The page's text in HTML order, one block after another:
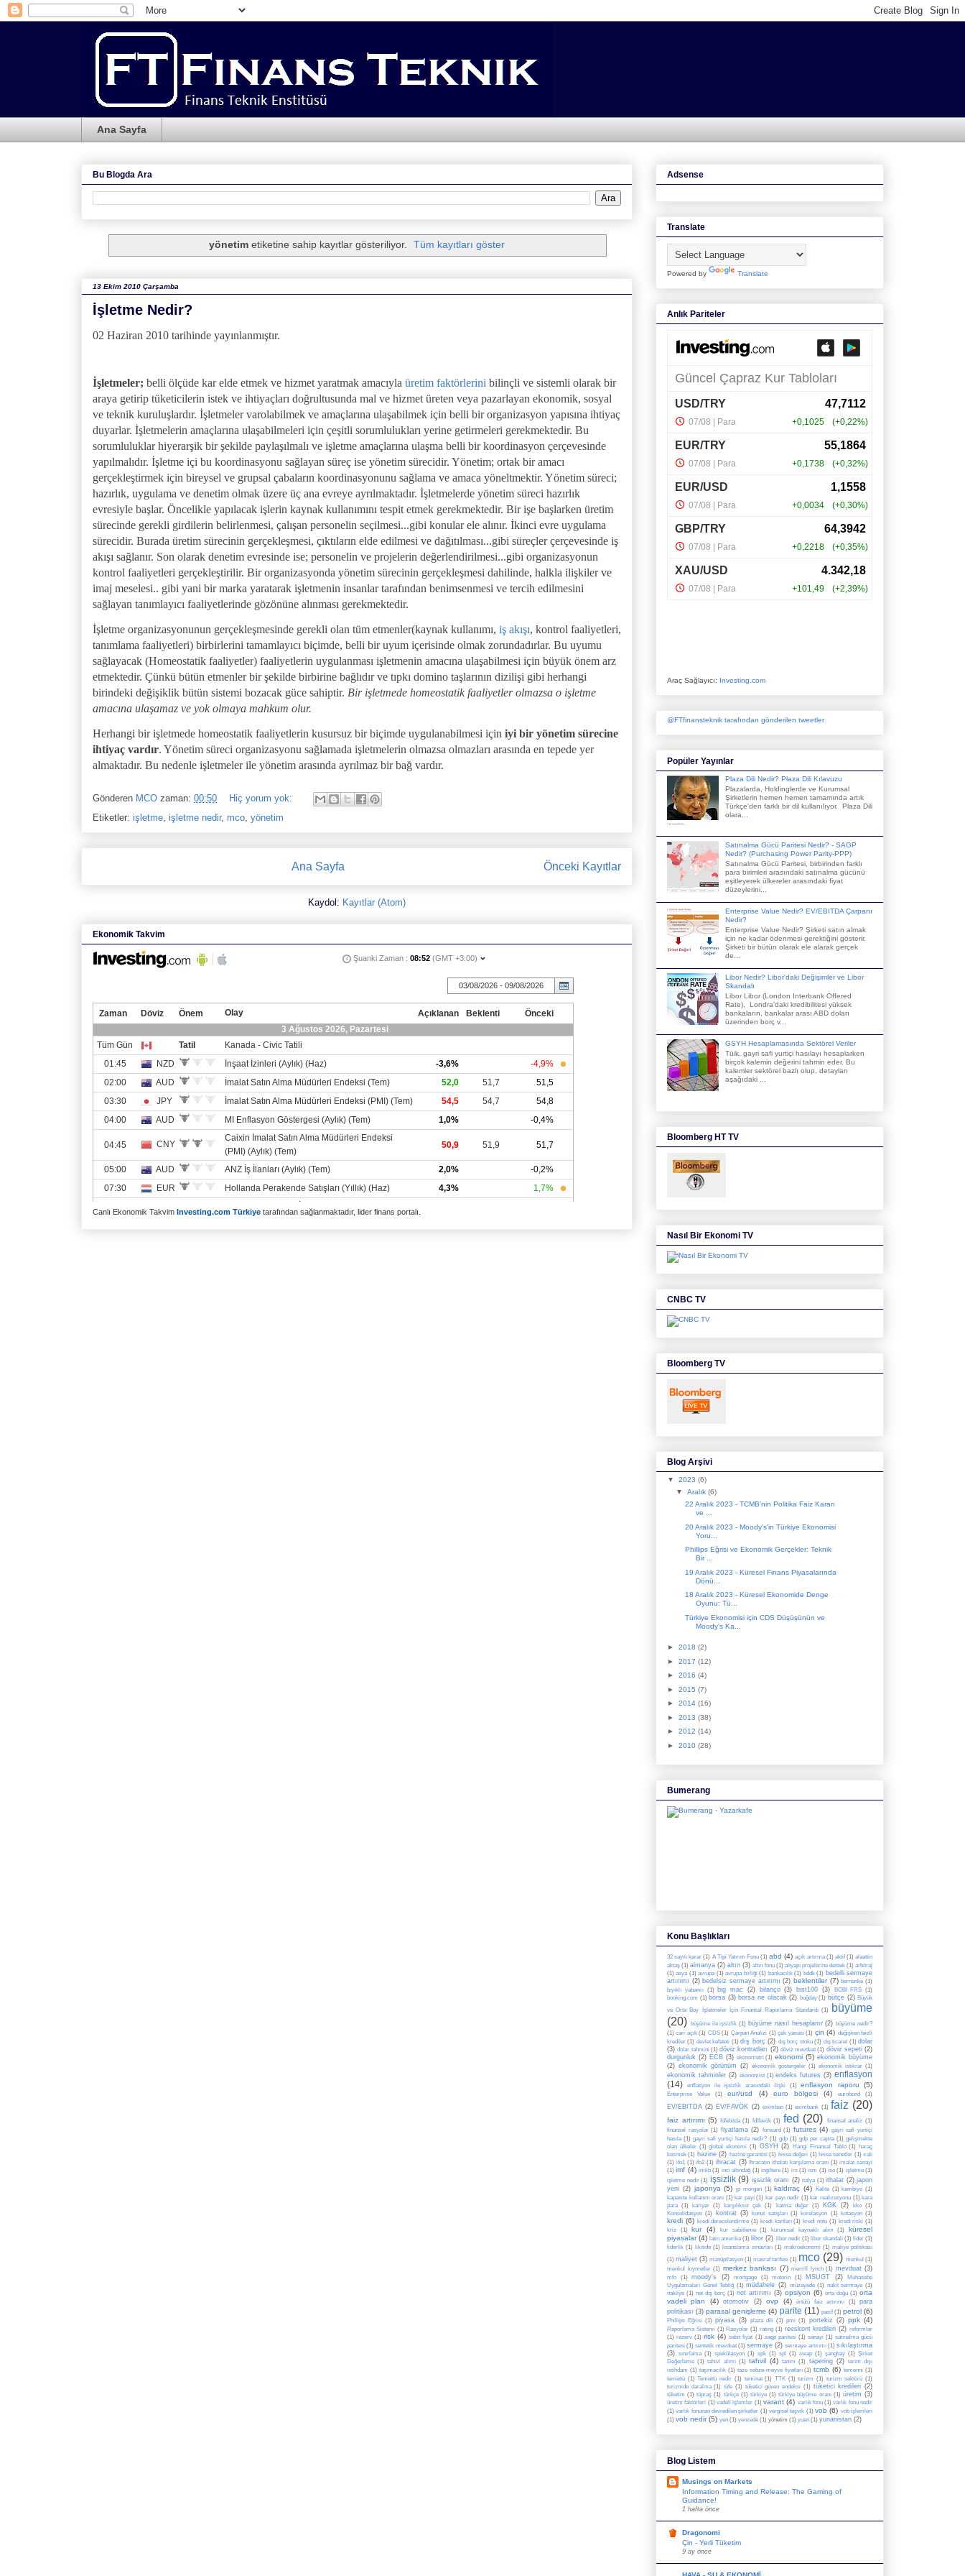
Ana Sayfa
Bu Blogda Ara
yönetimetiketine sahip kayıtlar gösteriliyor. Tüm kayıtları göster
13 Ekim 2010 Çarşamba
İşletme Nedir?
02 Haziran 2010 tarihinde yayınlanmıştır.
İşletmeler; belli ölçüde kar elde etmek ve hizmet yaratmak amacıyla üretim faktörlerini bilinçli ve sistemli olarak bir
araya getirip tüketicilerin istek ve ihtiyaçları doğrultusunda mal ve hizmet üreten veya pazarlayan ekonomik, sosyal
ve teknik kuruluşlardır. İşletmeler varolabilmek ve amaçlarına ulaşabilmek için belli bir organizasyon yapısına ihtiyaç
duyarlar. İşletmelerin amaçlarına ulaşabilmeleri için çeşitli sorumlulukları yerine getirmeleri gerekmektedir. Bu
sorumluluklar hiyerarşik bir şekilde paylaşılmalı ve işletme amaçlarına ulaşma belli bir koordinasyon çerçevesinde
yapılmalıdır. İşletme içi bu koordinasyonu sağlayan süreç ise yönetim sürecidir. Yönetim; ortak bir amacı
gerçekleştirmek için bireysel ve grupsal çabaların koordinasyonunu sağlama ve amaca yöneltmektir. Yönetim süreci;
hazırlık, uygulama ve denetim olmak üzere üç ana evreye ayrılmaktadır. İşletmelerde yönetim süreci hazırlık
evresiyle başlar. Öncelikle yapılacak işlerin kaynak kullanımını tespit etmek gerekmektedir. Bir işe başlarken üretim
sürecinde gerekli girdilerin belirlenmesi, çalışan personelin seçilmesi...gibi konular ele alınır. İkinci evre uygulama
sürecidir. Burada üretim sürecinin gerçekleşmesi, çıktıların elde edilmesi ve dağıtılması...gibi süreçler çerçevesinde iş
akışı sağlanır. Son olarak denetim evresinde ise; personelin ve projelerin değerlendirilmesi...gibi organizasyonun
kontrol faaliyetleri gerçekleştirilir. Bir organizasyonda yönetim sürecinin gerçekleşmesi dahilinde, halkla ilişkiler ve
imaj meselesi.. gibi yani bir marka yaratarak işletmenin insanlar tarafından benimsenmesi ve tercih edilmesini
sağlayan tanımlayıcı faaliyetlerinde gözönüne alınması gerekmektedir.
İşletme organizasyonunun gerçekleşmesinde gerekli olan tüm etmenler(kaynak kullanımı, iş akışı, kontrol faaliyetleri,
tanımlama faaliyetleri) birbirlerini tamamlayıcı biçimde, belli bir uyum içerisinde olmak zorundadırlar. Bu uyumu
sağlayacak (Homeostatik faaliyetler) faaliyetlerin uygulanması işletmenin amacına ulaşabilmesi için büyük önem arz
etmektedir. Çünkü bütün etmenler bir şekilde birbirine bağlıdır ve tıpkı domino taşlarının dizilişi gibi herhangi
birindeki değişiklik bütün sistemi bozacak güce sahiptir. Bir işletmede homeostatik faaliyetler olmazsa o işletme
amacına ulaşamaz ve yok olmaya mahkum olur.
Herhangi bir işletmede homeostatik faaliyetlerin kusursuz bir biçimde uygulanabilmesi için iyi bir yönetim sürecine
ihtiyaç vardır. Yönetim süreci organizasyonu sağlamada işletmelerin olmazsa olmazları arasında en tepede yer
almaktadır. Bu nedenle işletmeler ile yönetim arasında ayrılmaz bir bağ vardır.
Gönderen MCO zaman: 00:50
Hiç yorum yok:
Etiketler: işletme işletme nedir, mco yönetim
Önceki Kayıtlar
Ana Sayfa
Kaydol: Kayıtlar (Atom)
Ekonomik Takvim
Canlı Ekonomik Takvim Investing.com Türkiye tarafından sağlanmaktadır, lider finans portalı.
Adsense
Translate
Powered by Translate
Anlık Pariteler
Araç Sağlayıcı: Investing.com
@FTfinansteknik tarafından gönderilen tweetler
Popüler Yayınlar
Plaza Dili Nedir? Plaza Dili Kılavuzu
Plazalarda, Holdinglerde ve Kurumsal
Şirketlerin hemen hemen tamamında artık
Türkçe'den farklı bir dil kullanılıyor. Plaza Dili
olara...
Satınalma Gücü Paritesi Nedir? - SAGP
Nedir? (Purchasing Power Parity-PPP)
Satınalma Gücü Paritesi, birbirinden farklı
para birimleri arasındaki satınalma gücünü
eşitleyerek ülkereler arasındaki fiyat
düzeylerini...
Enterprise Value Nedir? EV/EBITDA Çarpanı
Nedir?
Enterprise Value Nedir? Şirketi satın almak
için ne kadar ödenmesi gerektiğini gösterir.
Şirketi bir bütün olarak ele alarak gerçek
de...
Libor Nedir? Libor'daki Değişimler ve Libor
Skandalı
Libor Libor (London Interbank Offered
Rate), Londra’daki kredibilitesi yüksek
bankaların, bankalar arası ABD doları
üzerinden borç v...
GSYH Hesaplamasında Sektörel Veriler
Tüik, gayri safi yurtiçi hasılayı hesaplarken
birçok kalemin değerini tahmin eder. Bu
kalemler sektörel bazlı olup, detayları
aşağıdaki ...
Bloomberg HT TV
Nasıl Bir Ekonomi TV
CNBC TV
Bloomberg TV
Blog Arşivi
▼ 2023 (6)
▼ Aralık (6)
22 Aralık 2023 - TCMB'nin Politika Faiz Kararı
ve ...
20 Aralık 2023 - Moody's'in Türkiye Ekonomisi
Yoru...
Phillips Eğrisi ve Ekonomik Gerçekler: Teknik
Bir ...
19 Aralık 2023 - Küresel Finans Piyasalarında
Dönü...
18 Aralık 2023 - Küresel Ekonomide Denge
Oyunu: Tü...
Türkiye Ekonomisi için CDS Düşüşünün ve
Moody's Ka...
► 2018 (2)
► 2017 (12)
► 2016 (4)
► 2015 (7)
► 2014 (16)
► 2013 (38)
► 2012 (14)
► 2010 (28)
Bumerang
Konu Başlıkları
32 sayılı karar (1) A Tipi Yatırım Fonu (1) abd (4) açık artırma (1) aktif (1) alaattin
aktaş (1) almanya (2) altın (3) altın fonu (1) altyapı projelerine destek (1) arbitraj
(1) asya (1) avrupa (1) avrupa birliği (1) bankacılık (1) bddk (1) bedelli sermaye
artırımı (2) bedelsiz sermaye artırımı (2) beklentiler (7) bernanke (1)
bıyıklı yabancı (1) big mac (2) bilanço (3) bist100 (3) BOBİ FRS (1)
booking.com (1) borsa (3) borsa ne olacak (2) buğday (1) bütçe (2) Büyük
ve Orta Boy İşletmeler İçin Finansal Raporlama Standardı (1)
büyüme
(20)
büyüme ile işsizlik (1) büyüme nasıl hesaplanır (2) büyüme nedir?
(1) cari açık (1) CDS (1) Çarpan Analizi (1) çek yasası (1) çin (4) değişken faizli
krediler (1) devlet kefateti (1) dış borç (2) dış borç stoku (1) dış ticaret (1) dolar
(3) dolar tahmini (1) döviz kontratları (2) döviz mevduat (1) döviz sepeti (2)
durgunluk (2) ECB (3) ekonometri (1) ekonomi (5) ekonomik büyüme
(2) ekonomik görünüm (2) ekonomik göstergeler (1) ekonomik istikrar (1)
ekonomik tahminler (2) ekonomist (1) endeks futures (3) enflasyon
(14)
enflasyon ile işsizlik arasındaki ilişki (1) enflasyon raporu (5)
Enterprise Value (1) eur/usd (4) euro bölgesi (4) eurobond (1)
EV/EBITDA (2) EV/FAVÖK (2) eximban (1) eximbank (1) faiz (20)
faiz artırımı (5) fd/ebitda (1) fd/favök (1) fed (20) finansal analiz (1)
finansal rasyolar (1) fiyatlama (2) forward (1) futures (4) gayri safi yurtiçi
hasıla (1) gayri safi yurtiçi hasıla nedir? (1) gdp (1) gdp per capita (1) gelişmekte
olan ülkeler (1) global ekonomi (1) GSYH (2) Hangi Finansal Tablo (1)
haraç
kesmek (1) hazine (2) hazine garantisi (1) hisse değeri (1) hisse senetler (1) ırak
(1) ifo1 (1) ifo2 (1) ihracat (3) İhracatın ithalatı karşılama oranı (1) imalat sanayi
(1) imf (4) imkb (1) inci altındağ (1) ingiltere (1) irs (1) ism (1) iso (1) işletme (1)
işletme nedir (1) işsizlik (9) işsizlik oranı (2) italya (1) ithalat (2) japon
yeni (2) japonya (5) jp morgan (1) kaldıraç (4) Kalite (1) kambiyo (1)
kapasite kullanım oranı (1) kar payı (1) kar payı nedir (1) kar realizasyonu (1) kara
para (1) kariyer (1) karşılıksız çek (1) katma değer (1) KGK (2) kko (1)
Konsolidasyon (1) kontrat (3) konut satışları (1) korelasyon (1) kotasyon (1)
kredi (6) kredi derecelendirme (1) kredi kartları (1) kredi notu (1) kredi riski (1)
kriz
(1) kur (4) kur sabitleme (1) kurumsal kaynaklı alım (1)
küresel
piyasalar (4) latin amerika (1) libor (2) libor nedir (1) libor skandalı (1) lider (1)
liderlik (1) likitide (1) lisanslama sınavları (1) makroekonomi (1) maliye politikası
(1) maliyet (3) manüpilasyon (1) masraf tarifesi (1) mco (29) menkul (1)
menkul kıymetler (1) merkez bankası (7) merrill lynch (1) mevduat (3)
mfo (1) moody's (2) mortgage (1) motorin (1) MSUGT (2)
Muhasebe
Uygulamaları Genel Tebliğ (1) müdahele (2) müzayede (1) nakit sermaye (1)
nakliye (1) net dış borç (1) not artırımı (3) opsiyon (6) orta doğu (1) orta
vadeli plan
(4) otomotiv (2) ovp (4) örtülü faiz artırımı (1)
para
politikası (3) parasal genişleme (4) parite (11) pasif (1) petrol (6)
Phillips Eğrisi (1) piyasa (3) plaza dili (1) pmi (1) portekiz (2) ppk (4)
Raporlama Sistemi (1) Rasyolar (1) rating (1) reeskont kredileri (2) reformlar
(1) rezerv (1) risk (4) sabit fiyat (1) sagp paritesi (1) sanayi (1) satınalma gücü
paritesi (1) sentetik mevduat (1) sermaye (2) sermaye artırımı (1) sıkılaştırma
(3) sınırlama (1) spekülasyon (1) spk (1) spl (1) swap (1) şanghay (1) Şirket
Değerleme (1) tahivl alımı (1) tahvil (4) tanım (1) tapering (2) tarım dışı
istihdam (1) taşımacılık (1) taze sebze-meyve fiyatları (1) tcmb (6) temenni (1)
temettü (1) Temettü nedir (1) teminat (1) TTK (1) turizm (1) turizm sektörü (1)
turizmde daralma (1) tüfe (1) tüketici güven endeksi (1) tüketici kredileri (2)
tüketim (1) tüpraş (1) türkçe (1) türkiye (1) türkiye büyüme oranı (1) üretim (3)
üretim faktörleri (1) vadeli işlemler (1) varant (4) varlık fonu (1) varlık fonu nedir
(1) varlık fonunan devredilen şirketler (1) vergisel teşvik (1) vob (6) vob işlemleri
(1) vob nedir (5) yen (1) yenzede (1) yönetim (1) yuan (1) yunanistan (2)
Blog Listem
Musings on Markets
Information Timing and Release: The Gaming of
Guidance!
1 hafta önce
Dragonomi
Çin - Yerli Tüketim
9 ay önce